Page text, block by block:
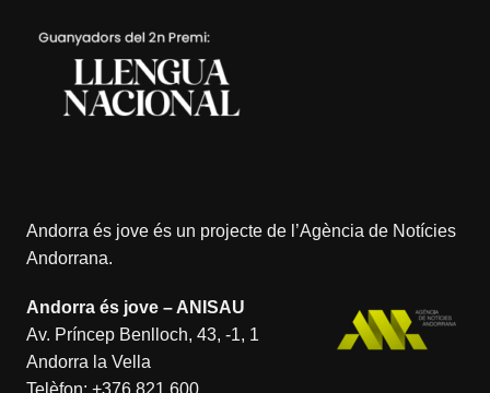
Andorra és jove és un projecte de l’Agència de Notícies
Andorrana.
Andorra és jove – ANISAU
Av. Príncep Benlloch, 43, -1, 1
Andorra la Vella
Telèfon: +376 821 600